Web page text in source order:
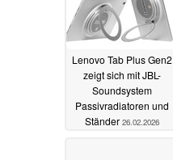
Lenovo Tab Plus Gen2
zeigt sich mit JBL-
Soundsystem
Passivradiatoren und
Ständer 26.02.2026